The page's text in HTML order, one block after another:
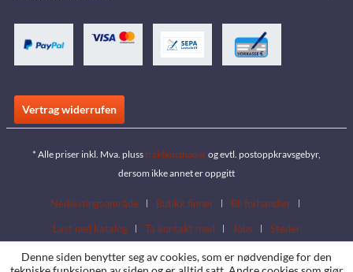
Vertrag widerrufen
* Alle priser inkl. Mva. plussfraktkostnaderog evtl. postoppkravsgebyr,
dersom ikke annet er oppgitt
Nedlastingsområde Butikk finner
Bli forhandler
Last ned katalog
Ta kontakt med Jobs Steder
Denne siden benytter seg av cookies, som er nødvendige for den